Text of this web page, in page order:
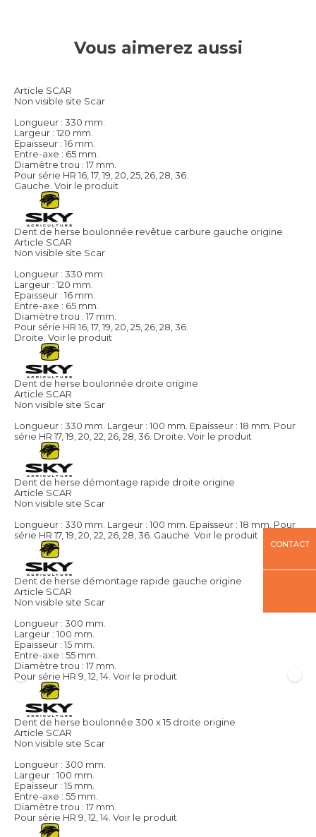
Vous aimerez aussi
Article SCAR
Non visible site Scar
Longueur : 330 mm.
Largeur : 120 mm.
Epaisseur : 16 mm.
Entre-axe : 65 mm.
Diamètre trou : 17 mm.
Pour série HR 16, 17, 19, 20, 25, 26, 28, 36.
Gauche. Voir le produit
Dent de herse boulonnée revêtue carbure gauche origine
Article SCAR
Non visible site Scar
Longueur : 330 mm.
Largeur : 120 mm.
Epaisseur : 16 mm.
Entre-axe : 65 mm.
Diamètre trou : 17 mm.
Pour série HR 16, 17, 19, 20, 25, 26, 28, 36.
Droite. Voir le produit
Dent de herse boulonnée droite origine
Article SCAR
Non visible site Scar
Longueur : 330 mm. Largeur : 100 mm. Epaisseur : 18 mm. Pour
série HR 17, 19, 20, 22, 26, 28, 36. Droite. Voir le produit
Dent de herse démontage rapide droite origine
Article SCAR
Non visible site Scar
Longueur : 330 mm. Largeur : 100 mm. Epaisseur : 18 mm. Pour
série HR 17, 19, 20, 22, 26, 28, 36. Gauche. Voir le produit
Dent de herse démontage rapide gauche origine
Article SCAR
Non visible site Scar
Longueur : 300 mm.
Largeur : 100 mm.
Epaisseur : 15 mm.
Entre-axe : 55 mm.
Diamètre trou : 17 mm.
Pour série HR 9, 12, 14. Voir le produit
Dent de herse boulonnée 300 x 15 droite origine
Article SCAR
Non visible site Scar
Longueur : 300 mm.
Largeur : 100 mm.
Epaisseur : 15 mm.
Entre-axe : 55 mm.
Diamètre trou : 17 mm.
Pour série HR 9, 12, 14. Voir le produit
CONTACT